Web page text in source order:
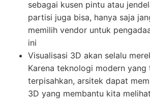
sebagai kusen pintu atau
partisi juga bisa, hanya saja
memilih vendor untuk
ini
Visualisasi 3D akan selalu
Karena teknologi modern yang
terpisahkan, arsitek dapat
3D yang membantu kita